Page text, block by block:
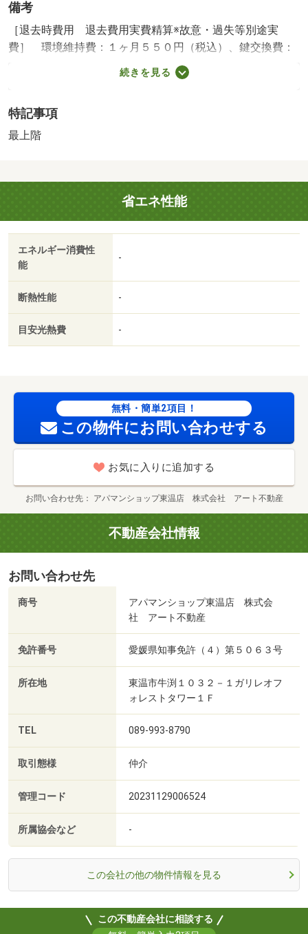
備考
［退去時費用 退去費用実費精算※故意・過失等別途実
費］ 環境維持費：１ヶ月５５０円（税込）、鍵交換費：
ご契約時１６５００円（税込）、退去時清掃費：５２２５
０円（税込）、インターネット利用料：有料、更新手数
９６１７９５７・賃貸保証等：加入要（家賃等の１００％
または１２０％）・オンライン内見も可能です♪自宅でも気
なし・駐輪場：有
続きを見る
特記事項
最上階
省エネ性能
エネルギー消費性
能
-
断熱性能 -
目安光熱費 -
無料・簡単2項目！
この物件にお問い合わせする
お気に入りに追加する
お問い合わせ先 アパマンショップ東温店 株式会社 アート不動産
不動産会社情報
お問い合わせ先
商号
アパマンショップ東温店 株式会
社 アート不動産
免許番号 愛媛県知事免許（４）第５０６３号
所在地
東温市牛渕１０３２－１ガリレオフ
ォレストタワー１Ｆ
TEL 089-993-8790
取引態様 仲介
管理コード 20231129006524
所属協会など -
この会社の他の物件情報を見る
この不動産会社に相談する